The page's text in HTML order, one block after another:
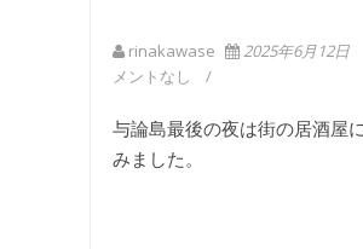
rinakawase 2025年6月12日
メントなし
与論島最後の夜は街の居酒屋
みました。